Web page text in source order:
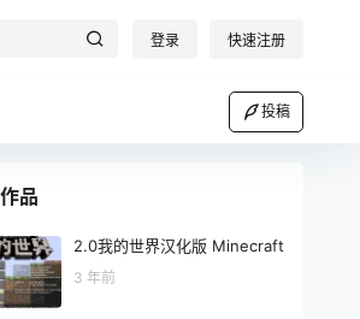
登录 快速注册
投稿
品
2.0我的世界汉化版 Minecraft
3 年前